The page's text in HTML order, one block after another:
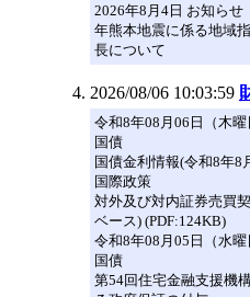
2026年8月4日 お知らせ
年熊本地震に係る地域
長について
2026/08/06 10:03:59
令和8年08月06日（木
国債
国債金利情報(令和8年8
国際政策
対外及び対内証券売買
ベース) (PDF:124KB)
令和8年08月05日（水
国債
第54回住宅金融支援機